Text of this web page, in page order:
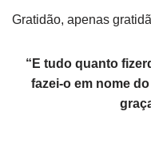
Gratidão, apenas
“E tudo quanto
fazei-o em nome